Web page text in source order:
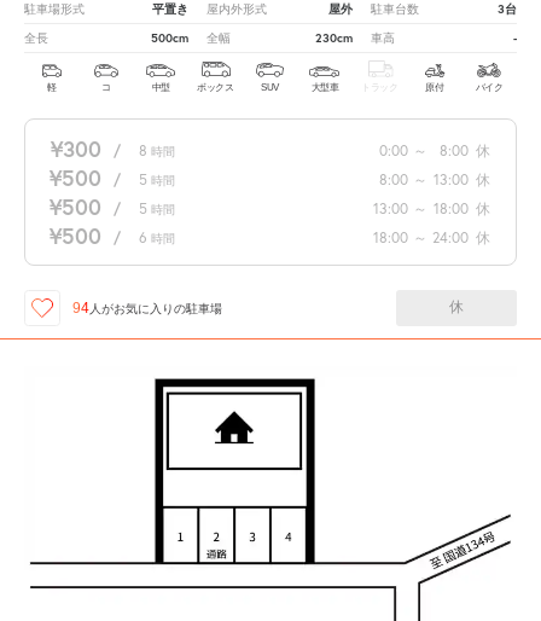
駐車場形式 平置き 屋内外形式 屋外 駐車台数 3台
全長 500cm 全幅 230cm 車高 -
軽 コ 中型 ボックス SUV 大型車 トラック 原付 バイク
¥300 / 8 時間 0:00 ～ 8:00 休
¥500 / 5 時間 8:00 ～ 13:00 休
¥500 / 5 時間 13:00 ～ 18:00 休
¥500 / 6 時間 18:00 ～ 24:00 休
94 人がお気に入りの駐車場 休